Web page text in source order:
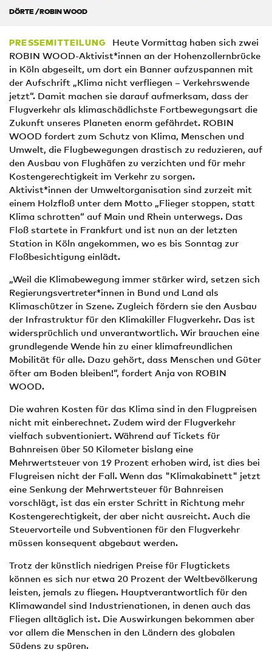
DÖRTE /ROBIN WOOD
PRESSEMITTEILUNG
Heute Vormittag haben sich zwei
ROBIN WOOD-Aktivist*innen an der Hohenzollernbrücke
in Köln abgeseilt, um dort ein Banner aufzuspannen mit
der Aufschrift „Klima nicht verfliegen – Verkehrswende
jetzt“. Damit machen sie darauf aufmerksam, dass der
Flugverkehr als klimaschädlichste Fortbewegungsart die
Zukunft unseres Planeten enorm gefährdet. ROBIN
WOOD fordert zum Schutz von Klima, Menschen und
Umwelt, die Flugbewegungen drastisch zu reduzieren, auf
den Ausbau von Flughäfen zu verzichten und für mehr
Kostengerechtigkeit im Verkehr zu sorgen.
Aktivist*innen der Umweltorganisation sind zurzeit mit
einem Holzfloß unter dem Motto „Flieger stoppen, statt
Klima schrotten“ auf Main und Rhein unterwegs. Das
Floß startete in Frankfurt und ist nun an der letzten
Station in Köln angekommen, wo es bis Sonntag zur
Floßbesichtigung einlädt.
„Weil die Klimabewegung immer stärker wird, setzen sich
Regierungsvertreter*innen in Bund und Land als
Klimaschützer in Szene. Zugleich fördern sie den Ausbau
der Infrastruktur für den Klimakiller Flugverkehr. Das ist
widersprüchlich und unverantwortlich. Wir brauchen eine
grundlegende Wende hin zu einer klimafreundlichen
Mobilität für alle. Dazu gehört, dass Menschen und Güter
öfter am Boden bleiben!“, fordert Anja von ROBIN
WOOD.
Die wahren Kosten für das Klima sind in den Flugpreisen
nicht mit einberechnet. Zudem wird der Flugverkehr
vielfach subventioniert. Während auf Tickets für
Bahnreisen über 50 Kilometer bislang eine
Mehrwertsteuer von 19 Prozent erhoben wird, ist dies bei
Flugreisen nicht der Fall. Wenn das "Klimakabinett" jetzt
eine Senkung der Mehrwertsteuer für Bahnreisen
vorschlägt, ist das ein erster Schritt in Richtung mehr
Kostengerechtigkeit, der aber nicht ausreicht. Auch die
Steuervorteile und Subventionen für den Flugverkehr
müssen konsequent abgebaut werden.
Trotz der künstlich niedrigen Preise für Flugtickets
können es sich nur etwa 20 Prozent der Weltbevölkerung
leisten, jemals zu fliegen. Hauptverantwortlich für den
Klimawandel sind Industrienationen, in denen auch das
Fliegen alltäglich ist. Die Auswirkungen bekommen aber
vor allem die Menschen in den Ländern des globalen
Südens zu spüren.